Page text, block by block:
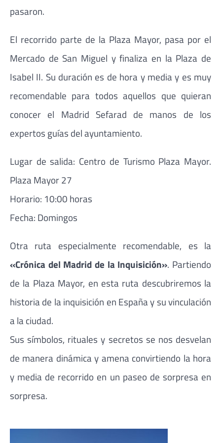
pasaron.
El recorrido parte de la Plaza Mayor, pasa por el
Mercado de San Miguel y finaliza en la Plaza de
Isabel II. Su duración es de hora y media y es muy
recomendable para todos aquellos que quieran
conocer el Madrid Sefarad de manos de los
expertos guías del ayuntamiento.
Lugar de salida: Centro de Turismo Plaza Mayor.
Plaza Mayor 27
Horario: 10:00 horas
Fecha: Domingos
Otra ruta especialmente recomendable, es la
«Crónica del Madrid de la Inquisición». Partiendo
de la Plaza Mayor, en esta ruta descubriremos la
historia de la inquisición en España y su vinculación
a la ciudad.
Sus símbolos, rituales y secretos se nos desvelan
de manera dinámica y amena convirtiendo la hora
y media de recorrido en un paseo de sorpresa en
sorpresa.